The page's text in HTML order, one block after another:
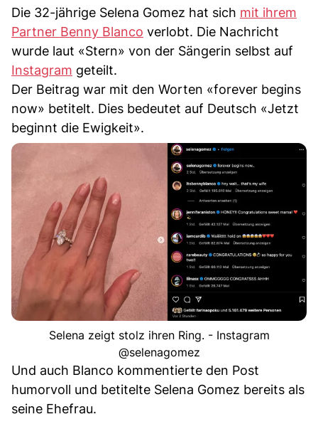
Die 32-jährige Selena Gomez hat sich mit ihrem
Partner Benny Blanco verlobt. Die Nachricht
wurde laut «Stern» von der Sängerin selbst auf
Instagram geteilt.
Der Beitrag war mit den Worten «forever begins
now» betitelt. Dies bedeutet auf Deutsch «Jetzt
beginnt die Ewigkeit».
Selena zeigt stolz ihren Ring. - Instagram
@selenagomez
Und auch Blanco kommentierte den Post
humorvoll und betitelte Selena Gomez bereits als
seine Ehefrau.